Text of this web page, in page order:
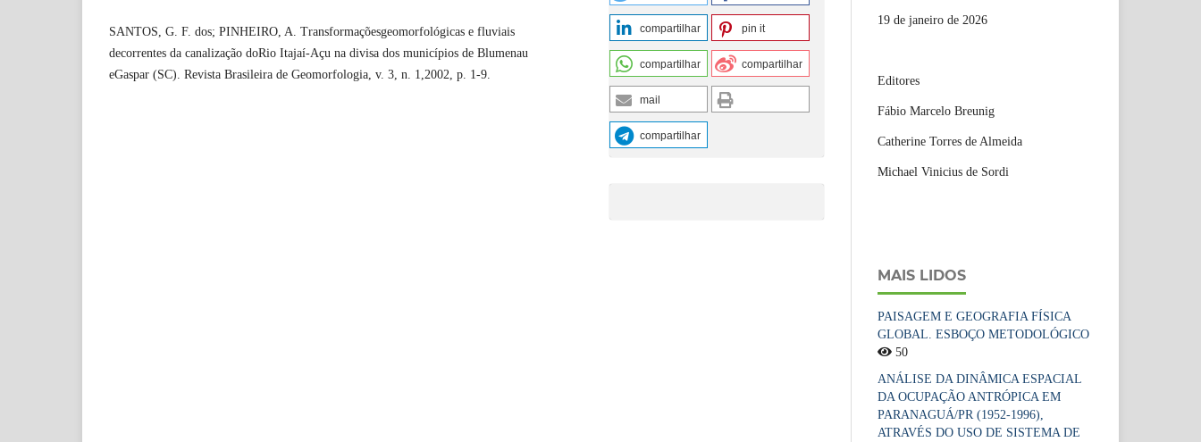
SANTOS, G. F. dos; PINHEIRO, A. Transformaçõesgeomorfológicas e fluviais
decorrentes da canalização doRio Itajaí-Açu na divisa dos municípios de Blumenau
eGaspar (SC). Revista Brasileira de Geomorfologia, v. 3, n. 1,2002, p. 1-9.
compartilhar pin it
compartilhar compartilhar
mail
compartilhar
19 de janeiro de 2026
Editores
Fábio Marcelo Breunig
Catherine Torres de Almeida
Michael Vinicius de Sordi
MAIS LIDOS
PAISAGEM E GEOGRAFIA FÍSICA
GLOBAL. ESBOÇO METODOLÓGICO
50
ANÁLISE DA DINÂMICA ESPACIAL
DA OCUPAÇÃO ANTRÓPICA EM
PARANAGUÁ/PR (1952-1996),
ATRAVÉS DO USO DE SISTEMA DE